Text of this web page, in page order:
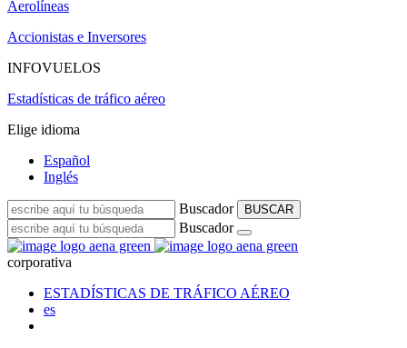
Aerolíneas
Accionistas e Inversores
INFOVUELOS
Estadísticas de tráfico aéreo
Elige idioma
Español
Inglés
Buscador BUSCAR
Buscador
corporativa
ESTADÍSTICAS DE TRÁFICO AÉREO
es